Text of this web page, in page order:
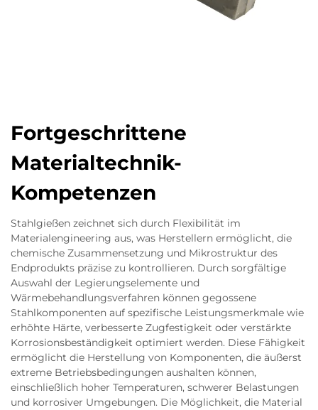
Fortgeschrittene
Materialtechnik-
Kompetenzen
Stahlgießen zeichnet sich durch Flexibilität im
Materialengineering aus, was Herstellern ermöglicht, die
chemische Zusammensetzung und Mikrostruktur des
Endprodukts präzise zu kontrollieren. Durch sorgfältige
Auswahl der Legierungselemente und
Wärmebehandlungsverfahren können gegossene
Stahlkomponenten auf spezifische Leistungsmerkmale wie
erhöhte Härte, verbesserte Zugfestigkeit oder verstärkte
Korrosionsbeständigkeit optimiert werden. Diese Fähigkeit
ermöglicht die Herstellung von Komponenten, die äußerst
extreme Betriebsbedingungen aushalten können,
einschließlich hoher Temperaturen, schwerer Belastungen
und korrosiver Umgebungen. Die Möglichkeit, die Material